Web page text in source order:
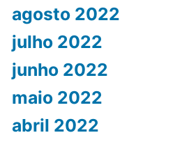
agosto 2022
julho 2022
junho 2022
maio 2022
abril 2022